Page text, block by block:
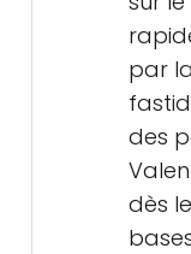
par
des
dès